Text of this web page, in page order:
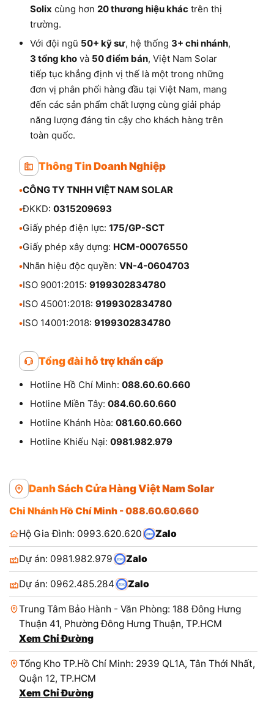
Solix cùng hơn 20 thương hiệu khác trên thị
trường.
Với đội ngũ 50+ kỹ sư, hệ thống 3+ chi nhánh,
3 tổng kho và 50 điểm bán, Việt Nam Solar
tiếp tục khẳng định vị thế là một trong những
đơn vị phân phối hàng đầu tại Việt Nam, mang
đến các sản phẩm chất lượng cùng giải pháp
năng lượng đáng tin cậy cho khách hàng trên
toàn quốc.
Thông Tin Doanh Nghiệp
•CÔNG TY TNHH VIỆT NAM SOLAR
•ĐKKD: 0315209693
•Giấy phép điện lực: 175/GP-SCT
•Giấy phép xây dựng: HCM-00076550
•Nhãn hiệu độc quyền: VN-4-0604703
•ISO 9001:2015: 9199302834780
•ISO 45001:2018: 9199302834780
•ISO 14001:2018: 9199302834780
Tổng đài hỗ trợ khẩn cấp
Hotline Hồ Chí Minh: 088.60.60.660
Hotline Miền Tây: 084.60.60.660
Hotline Khánh Hòa: 081.60.60.660
Hotline Khiếu Nại: 0981.982.979
Danh Sách Cửa Hàng Việt Nam Solar
Chi Nhánh Hồ Chí Minh - 088.60.60.660
Hộ Gia Đình: 0993.620.620
Zalo
Dự án: 0981.982.979 Zalo
Dự án: 0962.485.284 Zalo
Trung Tâm Bảo Hành - Văn Phòng: 188 Đông Hưng
Thuận 41, Phường Đông Hưng Thuận, TP.HCM
Xem Chỉ Đường
Tổng Kho TP.Hồ Chí Minh: 2939 QL1A, Tân Thới Nhất,
Quận 12, TP.HCM
Xem Chỉ Đường